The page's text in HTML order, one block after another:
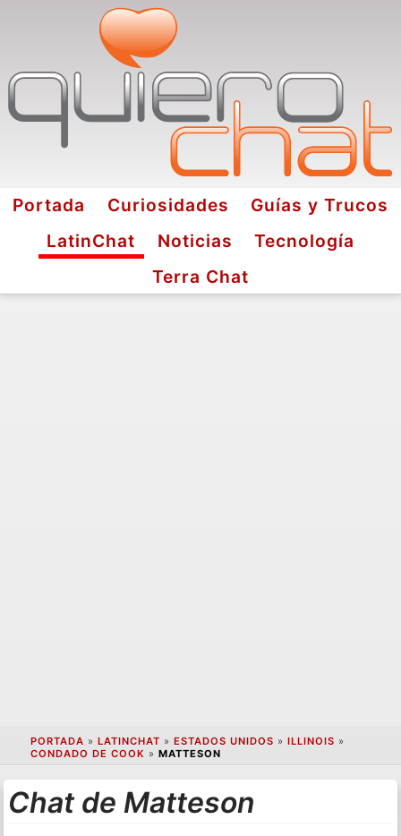
Portada Curiosidades
Guías y Trucos
LatinChat
Noticias
Tecnología
Terra Chat
PORTADA » LATINCHAT » ESTADOS UNIDOS » ILLINOIS »
CONDADO DE COOK » MATTESON
Chat de Matteson